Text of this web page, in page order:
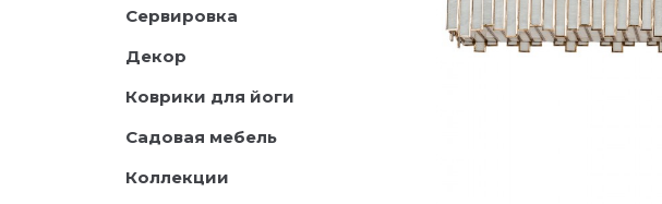
Сервировка
Декор
Коврики для йоги
Садовая мебель
Коллекции